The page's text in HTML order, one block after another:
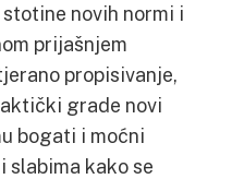
novih normi i
prijašnjem
propisivanje,
grade novi
bogati i moćni
slabima kako se